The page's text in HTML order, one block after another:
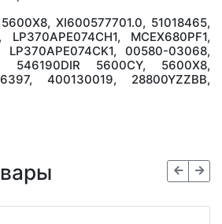
XI600577701.0, 51018465,
LP370APE074CH1, MCEX680PF1,
LP370APE074CK1, 00580-03068,
546190DIR 5600CY, 5600X8,
400130019, 28800YZZBB,